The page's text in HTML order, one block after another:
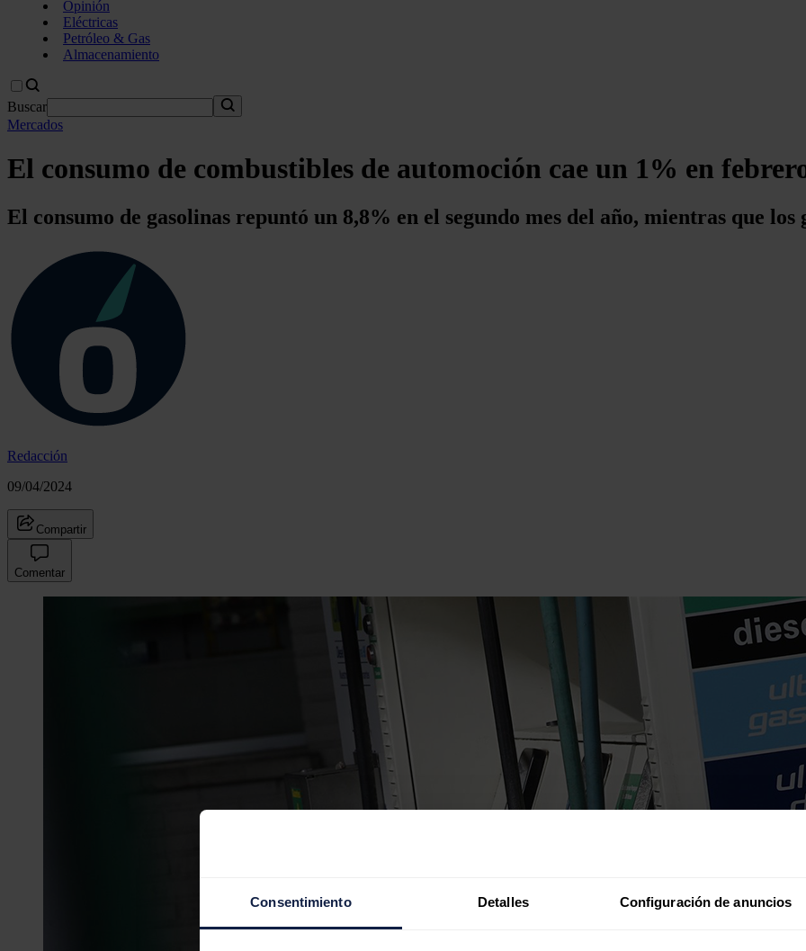
Consentimiento Detalles Configuración de anuncios
Opinión
Eléctricas
Petróleo & Gas
Almacenamiento
Buscar
Mercados
El consumo de combustibles de automoción cae un 1% en
El consumo de gasolinas repuntó un 8,8% en el segundo mes del año, mientras que
Redacción
09/04/2024
Compartir
Comentar